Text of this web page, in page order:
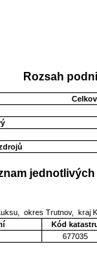
Rozsah
okres Trutnov, kraj
Kód
677035